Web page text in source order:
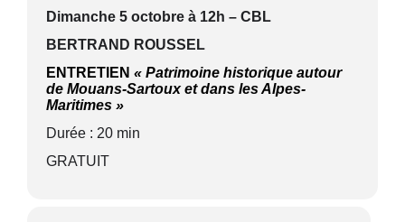
Dimanche 5 octobre à 12h – CBL
BERTRAND ROUSSEL
ENTRETIEN « Patrimoine historique autour
de Mouans-Sartoux et dans les Alpes-
Maritimes »
Durée : 20 min
GRATUIT